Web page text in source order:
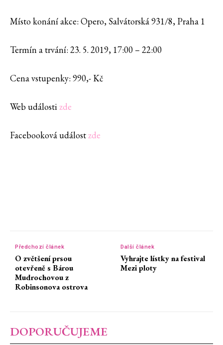
Místo konání akce: Opero, Salvátorská 931/8, Praha 1
Termín a trvání: 23. 5. 2019, 17:00 – 22:00
Cena vstupenky: 990,- Kč
Web událostizde
Facebooková událostzde
Předchozí článek
O zvětšení prsou
otevřeně s Bárou
Mudrochovou z
Robinsonova ostrova
Další článek
Vyhrajte lístky na festival
Mezi ploty
DOPORUČUJEME